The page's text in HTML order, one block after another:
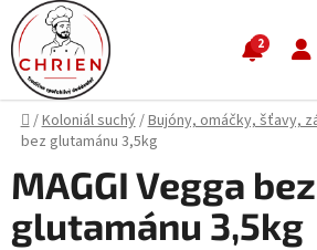
Prejsť na obsah
2
Domov
/Koloniál suchý/Bujóny, omáčky, šťavy,
bez glutamánu 3,5kg
MAGGI Vegga bez
glutamánu 3,5kg